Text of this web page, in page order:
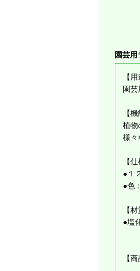
園芸
【用
園
【
植物
様々
【仕
●１
●色
【材
●塩
【